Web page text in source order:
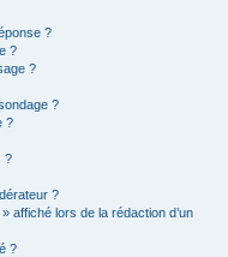
?
?
?
?
?
?
?
affiché lors de la rédaction d’un
?